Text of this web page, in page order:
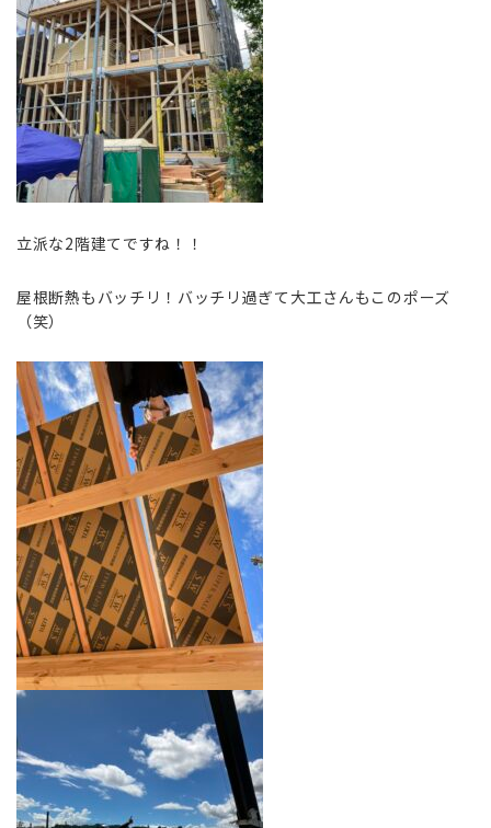
立派な2階建てですね！！
屋根断熱もバッチリ！バッチリ過ぎて大工さんもこのポーズ
（笑）